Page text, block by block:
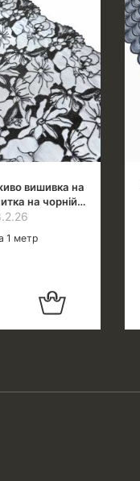
вишивка на
на чорній
см
1 метр
Додати в
кошик